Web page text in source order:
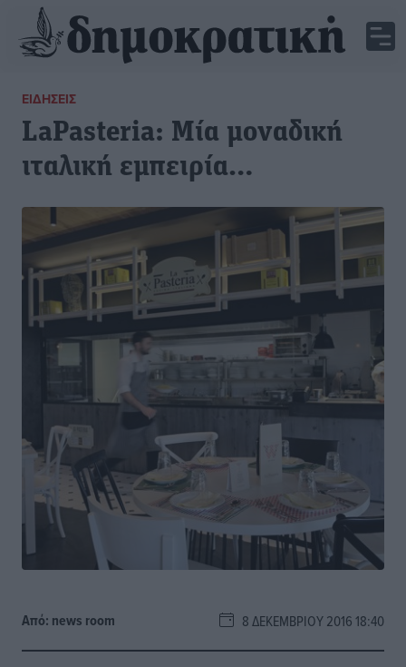
ΕΙΔΉΣΕΙΣ
LaPasteria: Μία μοναδική
ιταλική εμπειρία…
Από: news room 8 ΔΕΚΕΜΒΡΊΟΥ 2016 18:40